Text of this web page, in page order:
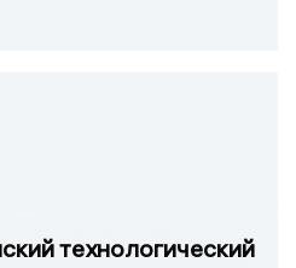
технологический